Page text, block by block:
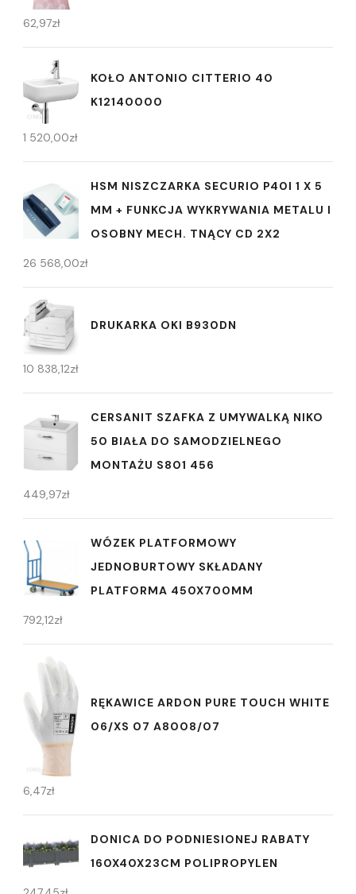
62,97zł
KOŁO ANTONIO CITTERIO 40
K12140000
1 520,00zł
HSM NISZCZARKA SECURIO P40I 1 X 5
MM + FUNKCJA WYKRYWANIA METALU I
OSOBNY MECH. TNĄCY CD 2X2
26 568,00zł
DRUKARKA OKI B930DN
10 838,12zł
CERSANIT SZAFKA Z UMYWALKĄ NIKO
50 BIAŁA DO SAMODZIELNEGO
MONTAŻU S801 456
449,97zł
WÓZEK PLATFORMOWY
JEDNOBURTOWY SKŁADANY
PLATFORMA 450X700MM
792,12zł
RĘKAWICE ARDON PURE TOUCH WHITE
06/XS 07 A8008/07
6,47zł
DONICA DO PODNIESIONEJ RABATY
160X40X23CM POLIPROPYLEN